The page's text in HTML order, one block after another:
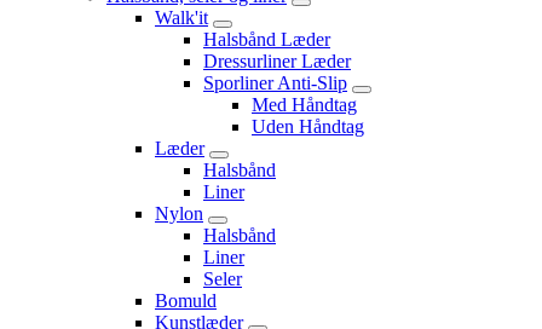
Walk'it
Halsbånd Læder
Dressurliner Læder
Sporliner Anti-Slip
Med Håndtag
Uden Håndtag
Læder
Halsbånd
Liner
Nylon
Halsbånd
Liner
Seler
Bomuld
Kunstlæder